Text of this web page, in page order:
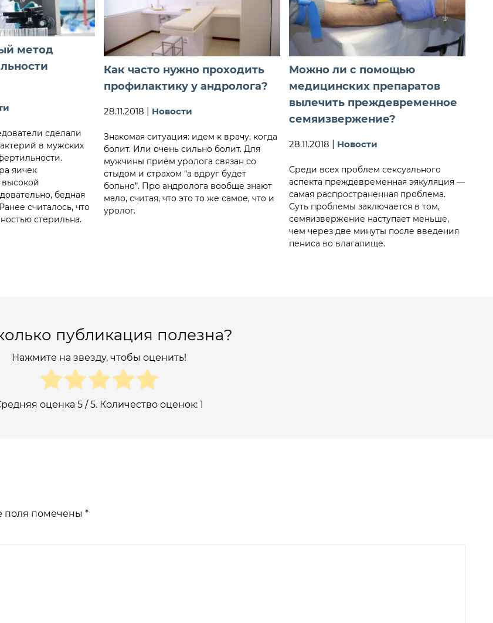
метод
сделали
в мужских
яичек
высокой
бедная
считалось, что
стерильна.
Как часто нужно проходить
профилактику у андролога?
28.11.2018 Новости
Знакомая ситуация: идем к врачу, когда
болит. Или очень сильно болит. Для
мужчины приём уролога связан со
стыдом и страхом “а вдруг будет
больно”. Про андролога вообще знают
мало, считая, что это то же самое, что и
уролог.
Можно ли с помощью
медицинских препаратов
вылечить преждевременное
семяизвержение?
28.11.2018 Новости
Среди всех проблем сексуального
аспекта преждевременная эякуляция —
самая распространенная проблема.
Суть проблемы заключается в том,
семяизвержение наступает меньше,
чем через две минуты после введения
пениса во влагалище.
публикация полезна?
Нажмите на звезду, чтобы оценить!
оценка 5 / 5. Количество оценок: 1
поля помечены *